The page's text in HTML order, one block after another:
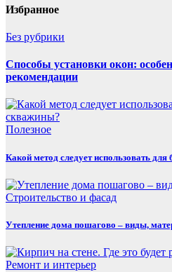
Избранное
Без рубрики
Способы установки окон:
рекомендации
Полезнoe
Какой метод следует использовать
Строительство и фасад
Утепление дома пошагово – виды,
Ремонт и интерьер